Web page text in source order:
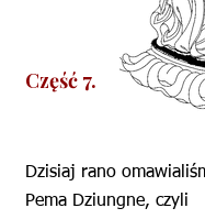
Część 7.
Dzisiaj rano
Pema Dziungne, czyli